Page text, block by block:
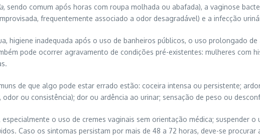
, sendo comum após horas com roupa molhada ou abafada), a vaginose
frequentemente associado a odor desagradável) e a infecção
higiene inadequada após o uso de banheiros públicos, o uso prolongado
pode ocorrer agravamento de condições pré-existentes: mulheres com
de que algo pode estar errado estão: coceira intensa ou persistente;
ou consistência); dor ou ardência ao urinar; sensação de peso ou
o uso de cremes vaginais sem orientação médica; suspender
Caso os sintomas persistam por mais de 48 a 72 horas, deve-se